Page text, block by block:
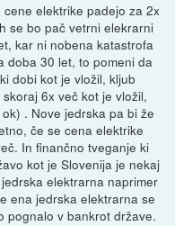
elektrike padejo za 2x
se bo pač vetrni elekrarni
kar ni nobena katastrofa
doba 30 let, to pomeni da
dobi kot je vložil, kljub
6x več kot je vložil,
. Nove jedrska pa bi že
če se cena elektrike
In finančno tveganje ki
kot je Slovenija je nekaj
elektrarna naprimer
ena jedrska elektrarna se
pognalo v bankrot države.